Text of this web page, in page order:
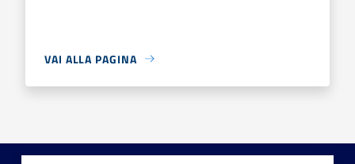
VAI ALLA PAGINA